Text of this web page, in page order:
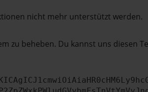
nicht mehr unterstützt werden.
zu beheben. Du kannst uns diesen